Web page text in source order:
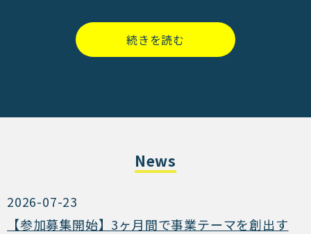
続きを読む
News
2026-07-23
【参加募集開始】3ヶ月間で事業テーマを創出す